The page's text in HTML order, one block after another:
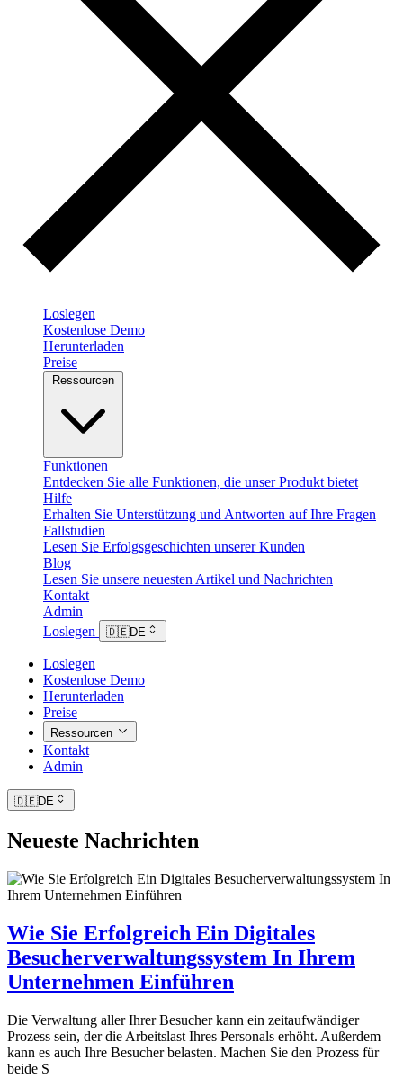
Loslegen
Kostenlose Demo
Herunterladen
Preise
Ressourcen
Funktionen
Entdecken Sie alle Funktionen, die unser Produkt bietet
Hilfe
Erhalten Sie Unterstützung und Antworten auf Ihre Fragen
Fallstudien
Lesen Sie Erfolgsgeschichten unserer Kunden
Blog
Lesen Sie unsere neuesten Artikel und Nachrichten
Kontakt
Admin
Loslegen
🇩🇪DE
Loslegen
Kostenlose Demo
Herunterladen
Preise
Ressourcen
Kontakt
Admin
🇩🇪DE
Neueste Nachrichten
Wie Sie Erfolgreich Ein Digitales
Besucherverwaltungssystem In Ihrem
Unternehmen Einführen
Die Verwaltung aller Ihrer Besucher kann ein zeitaufwändiger
Prozess sein, der die Arbeitslast Ihres Personals erhöht. Außerdem
kann es auch Ihre Besucher belasten. Machen Sie den Prozess für
beide S